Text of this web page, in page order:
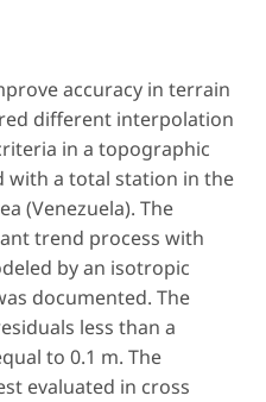
accuracy in terrain
different interpolation
in a topographic
with a total station in the
(Venezuela). The
trend process with
by an isotropic
documented. The
less than a
to 0.1 m. The
evaluated in cross